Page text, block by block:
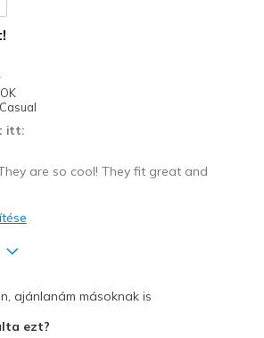
Casual
itt:
are so cool! They fit great and
ajánlanám másoknak is
ezt?